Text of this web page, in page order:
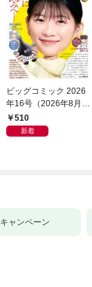
ビッグコミック 2026
年16号（2026年8月7
日発売）
510
新着
キャンペーン